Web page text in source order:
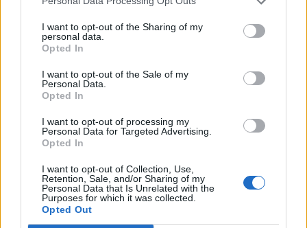
I want to opt-out of the Sharing of my
personal data.
Opted In
I want to opt-out of the Sale of my
Personal Data.
Opted In
I want to opt-out of processing my
Personal Data for Targeted Advertising.
Opted In
I want to opt-out of Collection, Use,
Retention, Sale, and/or Sharing of my
Personal Data that Is Unrelated with the
Purposes for which it was collected.
Opted Out
Vucinic e Doni titolari alla porta
16/01/2011
Julio Sergio 5 L'ombra di Doni lo
terrorizza.
09/01/2011
Al Wolfsburg piace Vucinic
Genoa su Doni